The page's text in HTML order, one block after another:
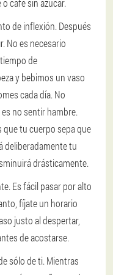
café sin azúcar.
de inflexión. Después
No es necesario
de
y bebimos un vaso
cada día. No
no sentir hambre.
tu cuerpo sepa que
deliberadamente tu
drásticamente.
Es fácil pasar por alto
fíjate un horario
justo al despertar,
de acostarse.
sólo de ti. Mientras